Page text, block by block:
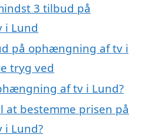
3 tilbud på
i Lund
på ophængning af tv i
tryg ved
af tv i Lund?
at bestemme prisen på
Lund?